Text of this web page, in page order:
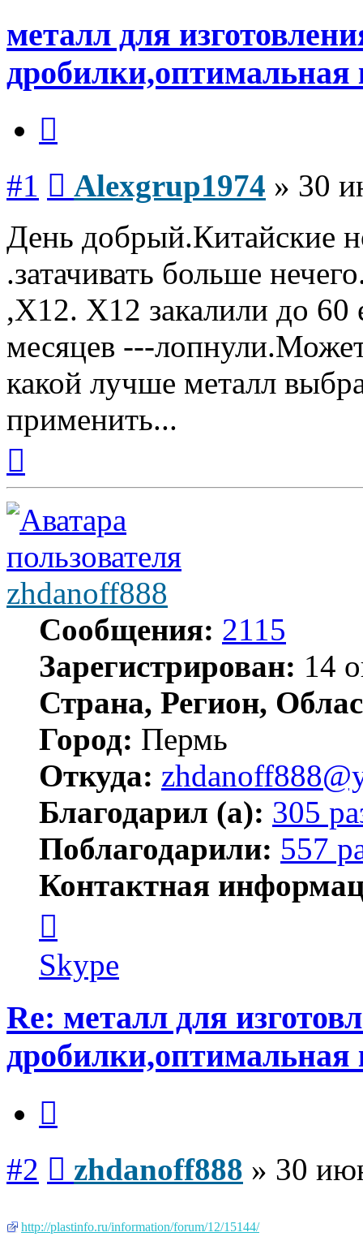
металл для
дробилки,оптимальная
#1 Alexgrup1974 » 30
День добрый.Китайские
.затачивать больше
,Х12. Х12 закалили до
месяцев ---
какой лучше металл
применить...
началу
zhdanoff888
Сообщения: 2115
Зарегистрирован: 14
Страна, Регион,
Город: Пермь
Откуда:
Благодарил (а): 305
Поблагодарили: 557
Контактная
пользователя
zhdanoff888
Skype
Re: металл для
дробилки,оптимальная
#2 zhdanoff888 » 30
http://plastinfo.ru/information/forum/12/15144/